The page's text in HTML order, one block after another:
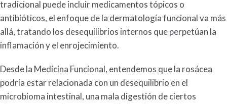
tradicional puede incluir medicamentos tópicos o
antibióticos, el enfoque de la dermatologíafuncional va más
allá, tratando los desequilibrios internos que perpetúan la
inflamación y el enrojecimiento.
Desde la Medicina Funcional, entendemos que la rosácea
podría estar relacionada con un desequilibrio en el
microbioma intestinal, una mala digestión de ciertos